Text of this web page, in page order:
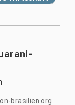
brasilien.org